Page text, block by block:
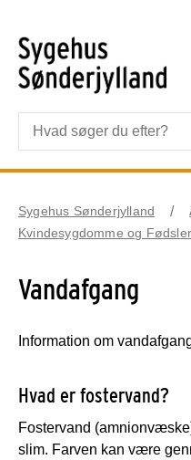
Sygehus Sønderjylland
Kvindesygdomme og Fødsler
Vandafgang
Information om
Hvad er fostervand?
Fostervand
slim. Farven kan være